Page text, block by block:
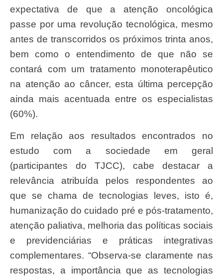
expectativa de que a atenção oncológica
passe por uma revolução tecnológica, mesmo
antes de transcorridos os próximos trinta anos,
bem como o entendimento de que não se
contará com um tratamento monoterapêutico
na atenção ao câncer, esta última percepção
ainda mais acentuada entre os especialistas
(60%).
Em relação aos resultados encontrados no
estudo com a sociedade em geral
(participantes do TJCC), cabe destacar a
relevância atribuída pelos respondentes ao
que se chama de tecnologias leves, isto é,
humanização do cuidado pré e pós-tratamento,
atenção paliativa, melhoria das políticas sociais
e previdenciárias e práticas integrativas
complementares. “Observa-se claramente nas
respostas, a importância que as tecnologias